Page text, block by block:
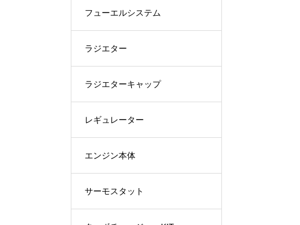
フューエルシステム
ラジエター
ラジエターキャップ
レギュレーター
エンジン本体
サーモスタット